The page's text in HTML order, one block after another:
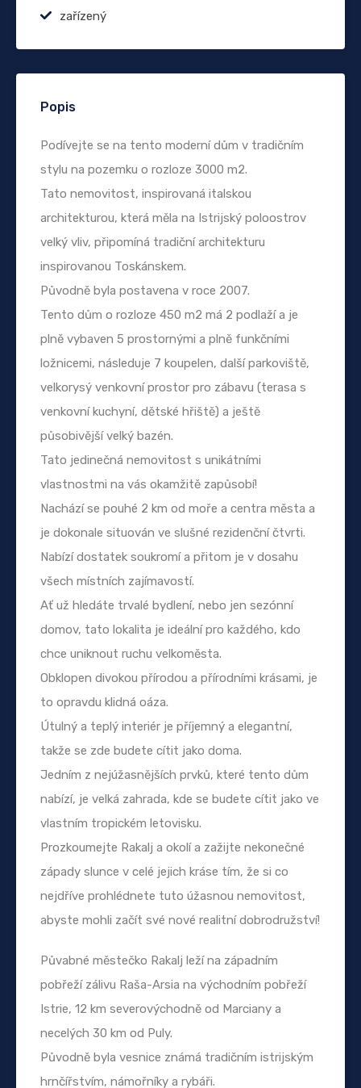
zařízený
Popis
Podívejte se na tento moderní dům v tradičním
stylu na pozemku o rozloze 3000 m2.
Tato nemovitost, inspirovaná italskou
architekturou, která měla na Istrijský poloostrov
velký vliv, připomíná tradiční architekturu
inspirovanou Toskánskem.
Původně byla postavena v roce 2007.
Tento dům o rozloze 450 m2 má 2 podlaží a je
plně vybaven 5 prostornými a plně funkčními
ložnicemi, následuje 7 koupelen, další parkoviště,
velkorysý venkovní prostor pro zábavu (terasa s
venkovní kuchyní, dětské hřiště) a ještě
působivější velký bazén.
Tato jedinečná nemovitost s unikátními
vlastnostmi na vás okamžitě zapůsobí!
Nachází se pouhé 2 km od moře a centra města a
je dokonale situován ve slušné rezidenční čtvrti.
Nabízí dostatek soukromí a přitom je v dosahu
všech místních zajímavostí.
Ať už hledáte trvalé bydlení, nebo jen sezónní
domov, tato lokalita je ideální pro každého, kdo
chce uniknout ruchu velkoměsta.
Obklopen divokou přírodou a přírodními krásami, je
to opravdu klidná oáza.
Útulný a teplý interiér je příjemný a elegantní,
takže se zde budete cítit jako doma.
Jedním z nejúžasnějších prvků, které tento dům
nabízí, je velká zahrada, kde se budete cítit jako ve
vlastním tropickém letovisku.
Prozkoumejte Rakalj a okolí a zažijte nekonečné
západy slunce v celé jejich kráse tím, že si co
nejdříve prohlédnete tuto úžasnou nemovitost,
abyste mohli začít své nové realitní dobrodružství!
Půvabné městečko Rakalj leží na západním
pobřeží zálivu Raša-Arsia na východním pobřeží
Istrie, 12 km severovýchodně od Marciany a
necelých 30 km od Puly.
Původně byla vesnice známá tradičním istrijským
hrnčířstvím, námořníky a rybáři.